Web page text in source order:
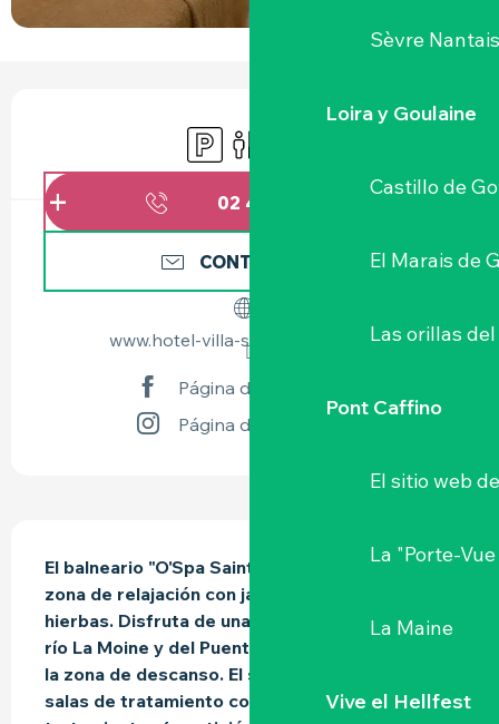
Sèvre
Loira y Goulaine
Castillo de
El Marais de
Las orillas
Pont Caffino
El sitio web
La "Porte-Vue
La Maine
Vive el Hellfest
HORARIOS Y DATOS DE CONTACTO
Aparcamiento
Aseos
02 40 03 61
CONTÁCTENOS
www.hotel-villa-saint-antoine.com
Página de Facebook
Página de Instagram
El balneario "O'Spa Saint Antoine" ofrece una
zona de relajación con jacuzzi, hammam y té de
hierbas. Disfruta de una vista excepcional del
río La Moine y del Puente Saint Antoine desde
la zona de descanso. El spa también ofrece 2
salas de tratamiento comunicantes para dos